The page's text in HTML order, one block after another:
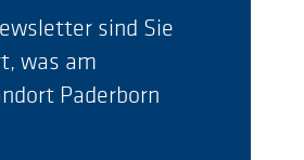
sind Sie
was am
Paderborn